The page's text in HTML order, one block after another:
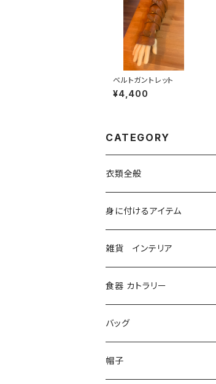
ベルトガントレット
¥4,400
CATEGORY
衣類全般
コルセット
シャツ、ブラウス
ジャケット、コート
ボトム、スカート
ソックス、レギンス
身に付けるアイテム
ベルト ハーネス
グローブ
メガネ、ゴーグル
マスク
雑貨 インテリア
本
ステーショナリー
造形
食器 カトラリー
バッグ
財布
帽子